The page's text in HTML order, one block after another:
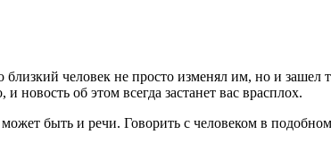
человек не просто изменял им, но и зашел
новость об этом всегда застанет вас врасплох.
быть и речи. Говорить с человеком в подобном